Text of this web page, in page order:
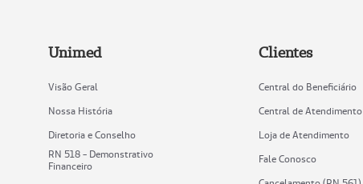
Unimed
Visão Geral
Nossa História
Diretoria e Conselho
RN 518 - Demonstrativo
Financeiro
Clientes
Central do Beneficiário
Central de Atendimento
Loja de Atendimento
Fale Conosco